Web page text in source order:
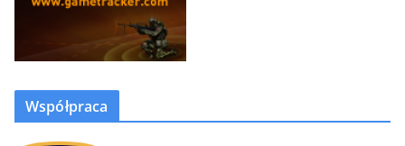
Współpraca